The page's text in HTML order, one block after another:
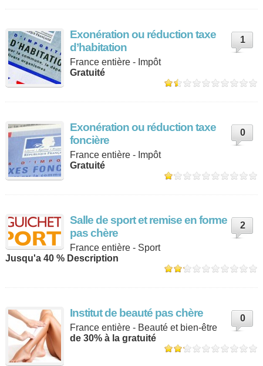
Exonération ou réduction taxe
d’habitation
1
France entière - Impôt
Gratuité
Exonération ou réduction taxe
foncière
0
France entière - Impôt
Gratuité
Salle de sport et remise en forme
pas chère
2
France entière - Sport
Jusqu'a 40 % Description
Institut de beauté pas chère
0
France entière - Beauté et bien-être
de 30% à la gratuité